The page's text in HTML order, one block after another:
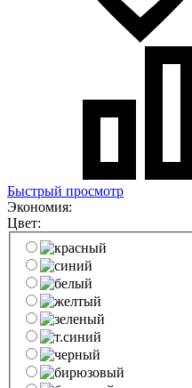
Быстрый просмотр
Экономия:
Цвет: